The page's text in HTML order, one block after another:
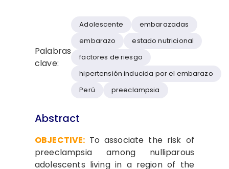
Palabras
clave:
Adolescente
embarazadas
embarazo
estado nutricional
factores de riesgo
hipertensión inducida por el embarazo
Perú
preeclampsia
Abstract
OBJECTIVE: To associate the risk of
preeclampsia among nulliparous
adolescents living in a region of the